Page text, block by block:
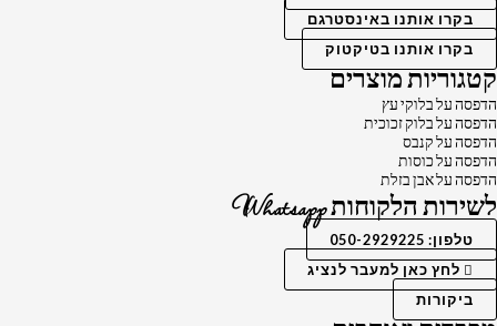
בקרו אותנו באינסטרגם
בקרו אותנו בטיקטוק
קטגוריות מוצרים
הדפסה על בלוקי עץ
הדפסה על בלוק זכוכית
הדפסה על קנבס
הדפסה על כוסות
הדפסה על אבן בזלת
לשירות הלקוחות Whatsapp
טלפון: 050-2929225
לחץ כאן למעבר לנציג
ביקורות